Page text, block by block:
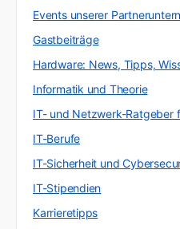
Events unserer
Gastbeiträge
Hardware: News, Tipps,
Informatik und Theorie
IT- und Netzwerk-Ratgeber
IT-Berufe
IT-Sicherheit und
IT-Stipendien
Karrieretipps